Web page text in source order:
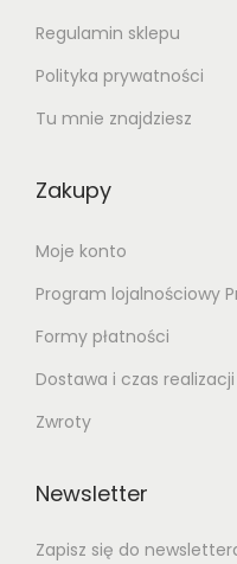
Regulamin sklepu
Polityka prywatności
Tu mnie znajdziesz
Zakupy
Moje konto
Program lojalnościowy
Formy płatności
Dostawa i czas realizacji
Zwroty
Newsletter
Zapisz się do